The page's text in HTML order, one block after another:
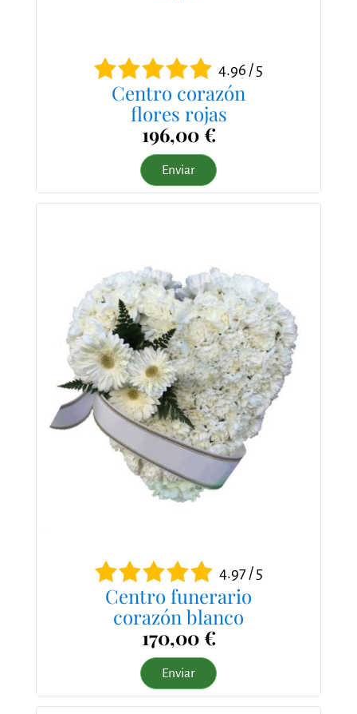
4.96 / 5
Centro corazón
flores rojas
196,00 €
Enviar
4.97 / 5
Centro funerario
corazón blanco
170,00 €
Enviar